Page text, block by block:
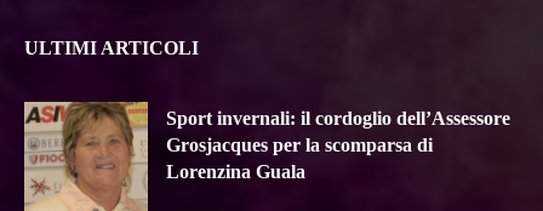
ULTIMI ARTICOLI
Sport invernali: il cordoglio dell’Assessore
Grosjacques per la scomparsa di
Lorenzina Guala